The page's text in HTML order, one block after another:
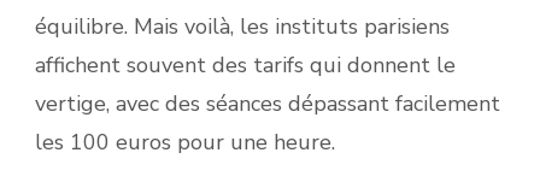
équilibre. Mais voilà, les instituts parisiens
affichent souvent des tarifs qui donnent le
vertige, avec des séances dépassant facilement
les 100 euros pour une heure.